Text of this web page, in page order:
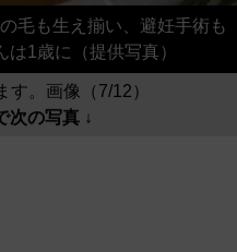
毛も生え揃い、避妊手術も
1歳に（提供写真）
す。画像（7/12）
次の写真 ↓